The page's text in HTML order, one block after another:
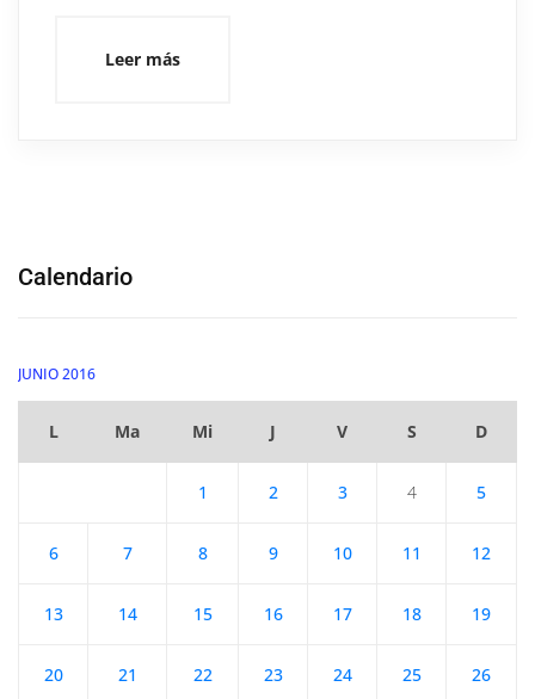
Leer más
Calendario
JUNIO 2016
L Ma Mi J V S D
1 2 3 4 5
6 7 8 9 10 11 12
13 14 15 16 17 18 19
20 21 22 23 24 25 26